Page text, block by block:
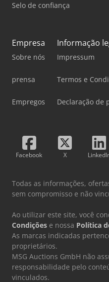
Selo de confiança
Empresa
Sobre nós
prensa
Empregos
Informação
Impressum
Termos e
Declaração de
Facebook X
Todas as informações,
sem compromisso e não
Ao utilizar este site, você
Condições e nossa Política
As marcas indicadas
proprietários.
MSG Auctions GmbH não
responsabilidade pelo
vinculados.